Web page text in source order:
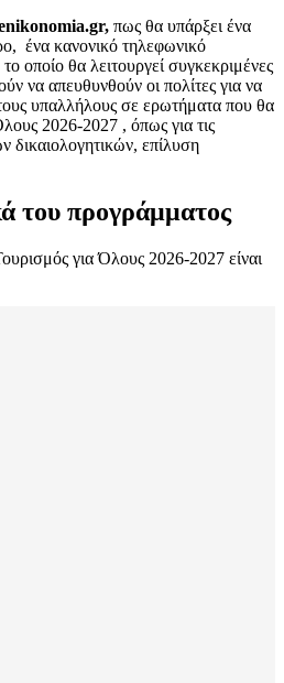
πως θα υπάρξει ένα
ένα κανονικό τηλεφωνικό
οποίο θα λειτουργεί συγκεκριμένες
να απευθυνθούν οι πολίτες για να
υπαλλήλους σε ερωτήματα που θα
2026-2027 , όπως για τις
δικαιολογητικών, επίλυση
του προγράμματος
για Όλους 2026-2027 είναι